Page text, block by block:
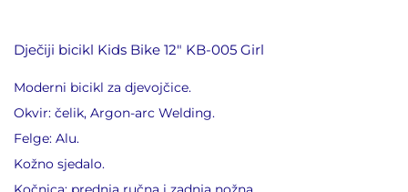
Dječiji bicikl Kids Bike 12″ KB-005 Girl
Moderni bicikl za djevojčice.
Okvir: čelik, Argon-arc Welding.
Felge: Alu.
Kožno sjedalo.